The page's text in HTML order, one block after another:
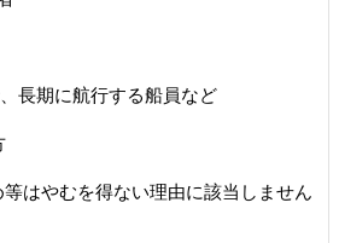
長期に航行する船員など
はやむを得ない理由に該当しません